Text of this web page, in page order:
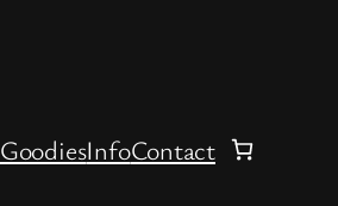
GoodiesInfoContact